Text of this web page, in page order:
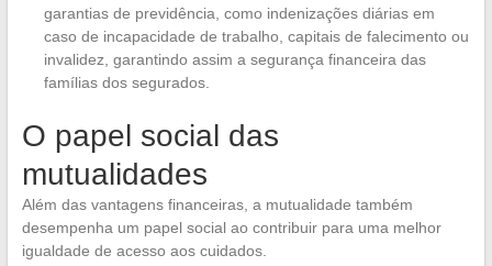
garantias de previdência, como indenizações diárias em
caso de incapacidade de trabalho, capitais de falecimento ou
invalidez, garantindo assim a segurança financeira das
famílias dos segurados.
O papel social das
mutualidades
Além das vantagens financeiras, a mutualidade também
desempenha um papel social ao contribuir para uma melhor
igualdade de acesso aos cuidados.